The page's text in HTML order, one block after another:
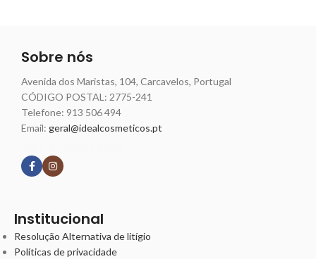
Sobre nós
Avenida dos Maristas, 104, Carcavelos, Portugal
CÓDIGO POSTAL: 2775-241
Telefone: 913 506 494
Email: geral@idealcosmeticos.pt
Institucional
Resolução Alternativa de litígio
Políticas de privacidade